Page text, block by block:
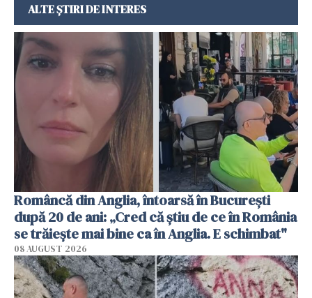
ALTE ȘTIRI DE INTERES
Româncă din Anglia, întoarsă în București
după 20 de ani: „Cred că știu de ce în România
se trăiește mai bine ca în Anglia. E schimbat"
08 AUGUST 2026